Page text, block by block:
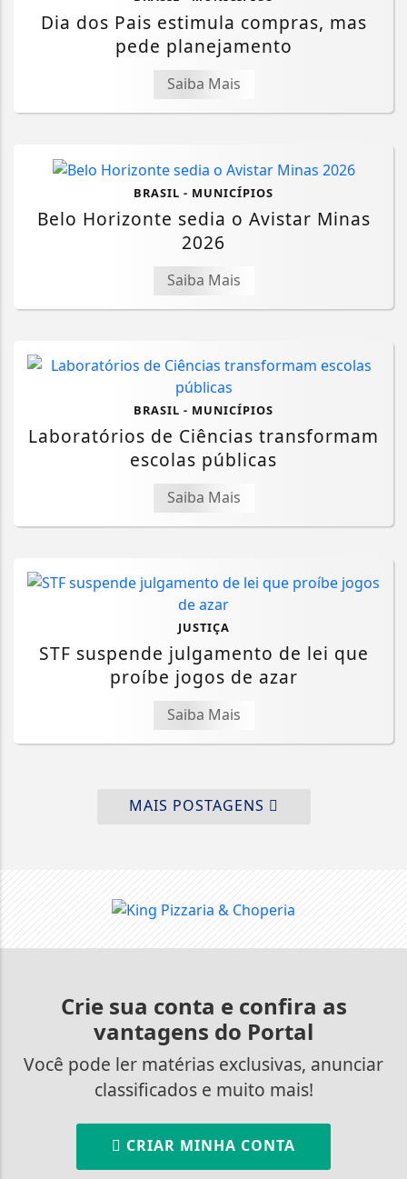
Dia dos Pais estimula compras, mas
pede planejamento
Saiba Mais
BRASIL - MUNICÍPIOS
Belo Horizonte sedia o Avistar Minas
2026
Saiba Mais
BRASIL - MUNICÍPIOS
Laboratórios de Ciências transformam
escolas públicas
Saiba Mais
JUSTIÇA
STF suspende julgamento de lei que
proíbe jogos de azar
Saiba Mais
MAIS POSTAGENS
Crie sua conta e confira as
vantagens do Portal
Você pode ler matérias exclusivas, anunciar
classificados e muito mais!
CRIAR MINHA CONTA